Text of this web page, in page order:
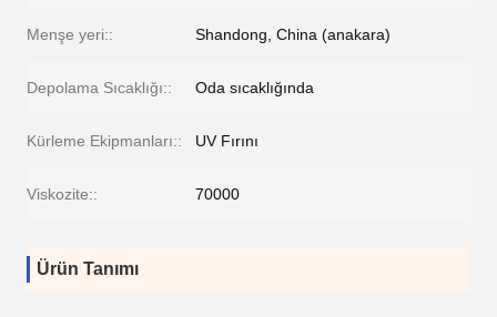
Menşe yeri:: Shandong, China (anakara)
Depolama Sıcaklığı:: Oda sıcaklığında
Kürleme Ekipmanları:: UV Fırını
Viskozite:: 70000
Ürün Tanımı